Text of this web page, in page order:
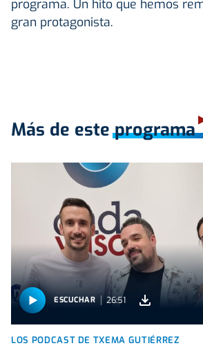
programa. Un hito que hemos
gran protagonista.
Más de este programa
ESCUCHAR 26:51
LOS PODCAST DE TXEMA GUTIÉRREZ